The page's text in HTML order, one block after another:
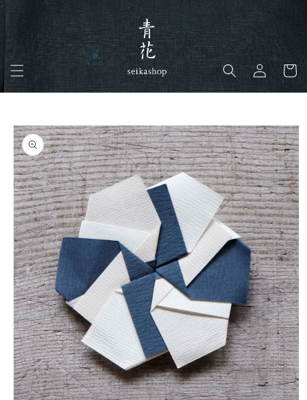
コンテ
ンツに
ロ
イ
ン
カ
ー
商品情
報にス
キップ